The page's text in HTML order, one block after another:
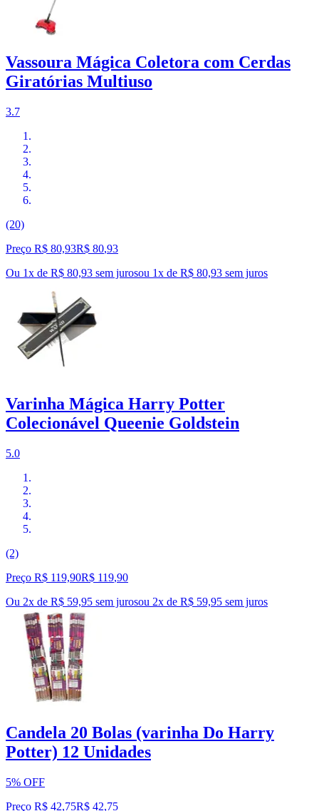
Vassoura Mágica Coletora com Cerdas
Giratórias Multiuso
3.7
(20)
Preço R$ 80,93R$ 80,93
Ou 1x de R$ 80,93 sem jurosou 1x de R$ 80,93 sem juros
Varinha Mágica Harry Potter
Colecionável Queenie Goldstein
5.0
(2)
Preço R$ 119,90R$ 119,90
Ou 2x de R$ 59,95 sem jurosou 2x de R$ 59,95 sem juros
Candela 20 Bolas (varinha Do Harry
Potter) 12 Unidades
5% OFF
Preço R$ 42,75R$ 42,75